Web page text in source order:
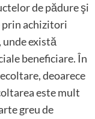
de pădure şi
prin achizitori
există
beneficiare. În
deoarece
este mult
greu de